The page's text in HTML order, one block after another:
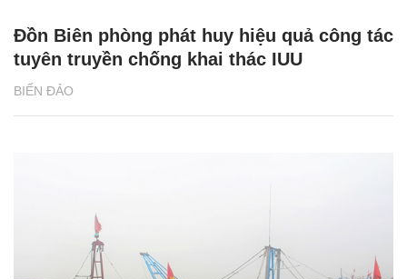
BIỂN ĐẢO
Đồn Biên phòng phát huy hiệu quả công tác
tuyên truyền chống khai thác IUU